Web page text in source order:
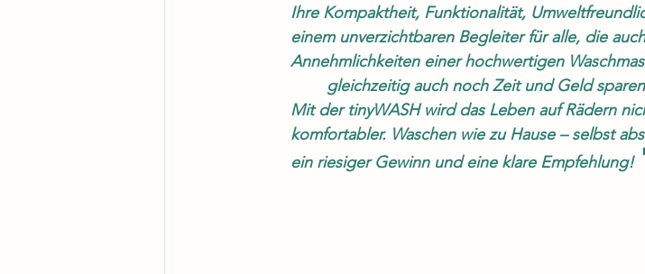
gleichzeitig auch noch Zeit und Geld
	ein riesiger Gewinn und eine klare Empfehlung!